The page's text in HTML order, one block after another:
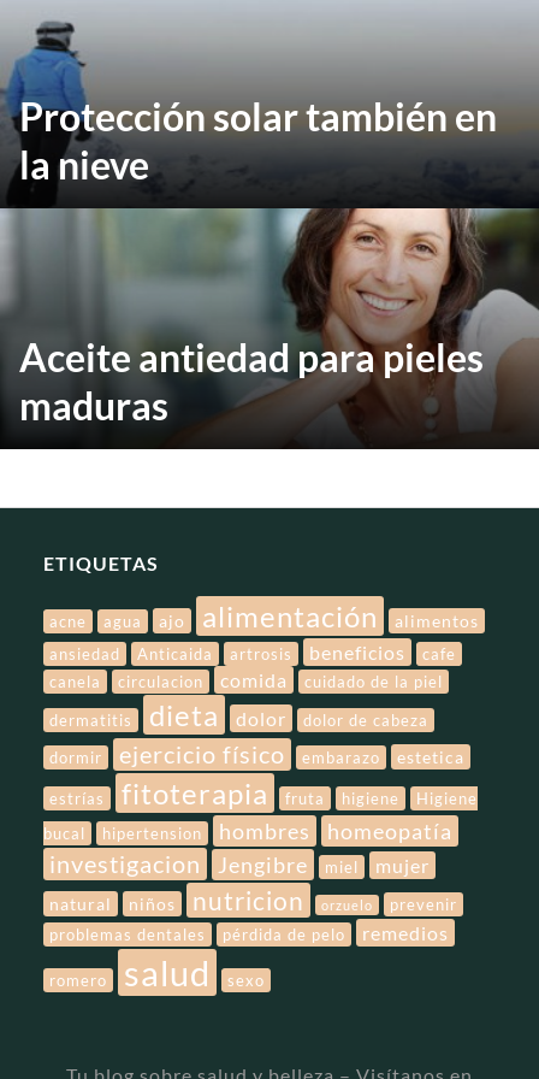
Protección solar también en
la nieve
Aceite antiedad para pieles
maduras
ETIQUETAS
acne agua ajo alimentación alimentos
ansiedad Anticaida artrosis beneficios
cafe
canela
circulacion comida
cuidado de la piel
dermatitis
dieta dolor
dolor de cabeza
dormir
ejercicio físico embarazo estetica
estrías fitoterapia fruta higiene
Higiene
bucal
hipertension hombres homeopatía
investigacion Jengibre miel mujer
natural niños nutricion orzuelo
prevenir
problemas dentales
pérdida de pelo remedios
romero salud sexo